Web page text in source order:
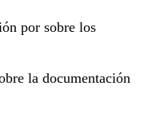
por sobre los
la documentación